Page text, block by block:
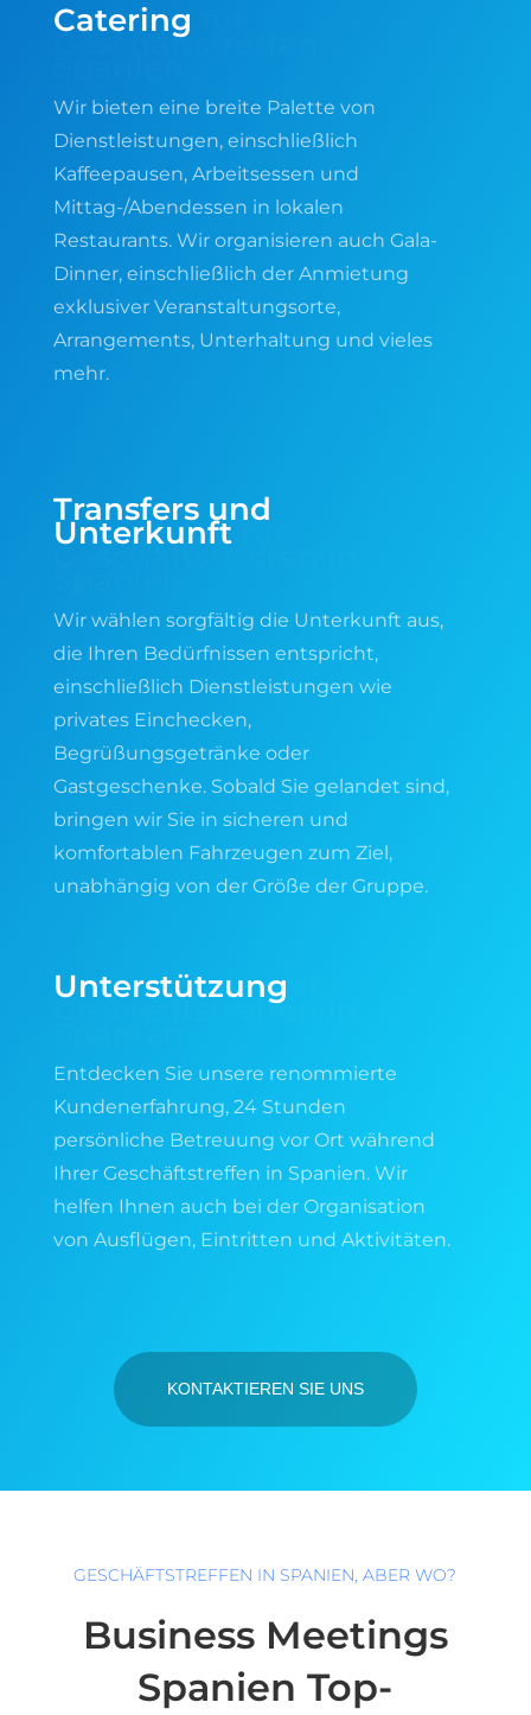
Catering
Geschäftstreffen
Wir bieten eine breite Palette von
Dienstleistungen, einschließlich
Kaffeepausen, Arbeitsessen und
Mittag-/Abendessen in lokalen
Restaurants. Wir organisieren auch Gala-
Dinner, einschließlich der Anmietung
exklusiver Veranstaltungsorte,
Arrangements, Unterhaltung und vieles
mehr.
Transfers und
Unterkunftfür
Geschäftstreffen in
Wir wählen sorgfältig die Unterkunft aus,
die Ihren Bedürfnissen entspricht,
einschließlich Dienstleistungen wie
privates Einchecken,
Begrüßungsgetränke oder
Gastgeschenke. Sobald Sie gelandet sind,
bringen wir Sie in sicheren und
komfortablen Fahrzeugen zum Ziel,
unabhängig von der Größe der Gruppe.
Unterstützung
Geschäftstreffen in
Entdecken Sie unsere renommierte
Kundenerfahrung, 24 Stunden
persönliche Betreuung vor Ort während
Ihrer Geschäftstreffen in Spanien. Wir
helfen Ihnen auch bei der Organisation
von Ausflügen, Eintritten und Aktivitäten.
KONTAKTIEREN SIE UNS
GESCHÄFTSTREFFEN IN SPANIEN, ABER WO?
Business Meetings
Spanien Top-